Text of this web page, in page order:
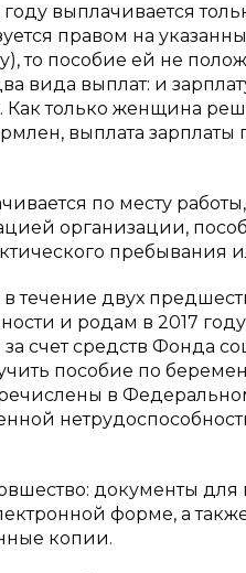
выплачивается
правом на
то пособие ей не
вида выплат: и
Как только женщина
выплата зарплаты
по месту
организации,
пребывания
течение двух
и родам в 2017
счет средств Фонда
пособие по
в
документы
форме, а
копии.